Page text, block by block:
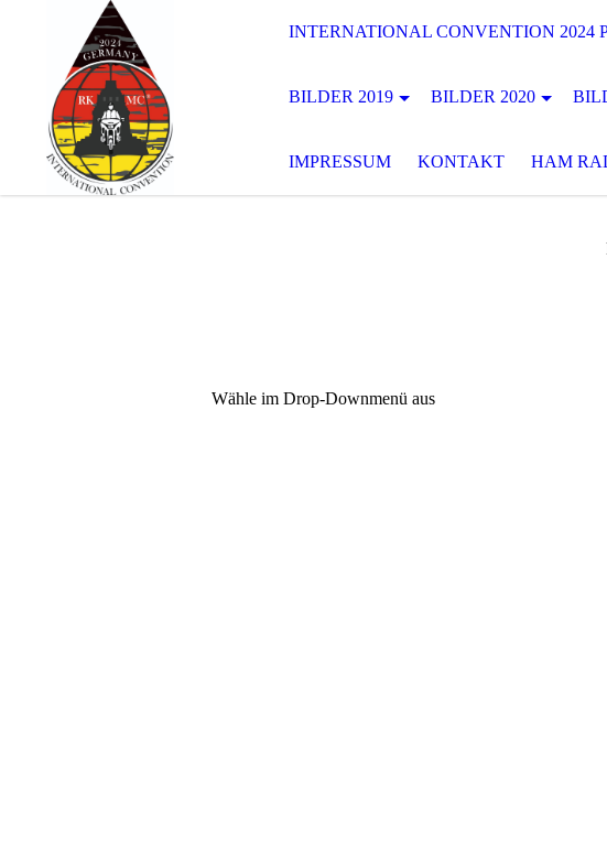
INTERNATIONAL CONVENTION 2024
BILDER 2019 BILDER 2020
IMPRESSUM KONTAKT HAM
Wähle im Drop-Downmenü aus